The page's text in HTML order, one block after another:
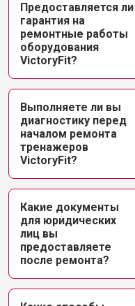
Предоставляется ли
гарантия на
ремонтные работы
оборудования
VictoryFit?
Выполняете ли вы
диагностику перед
началом ремонта
тренажеров
VictoryFit?
Какие документы
для юридических
лиц вы
предоставляете
после ремонта?